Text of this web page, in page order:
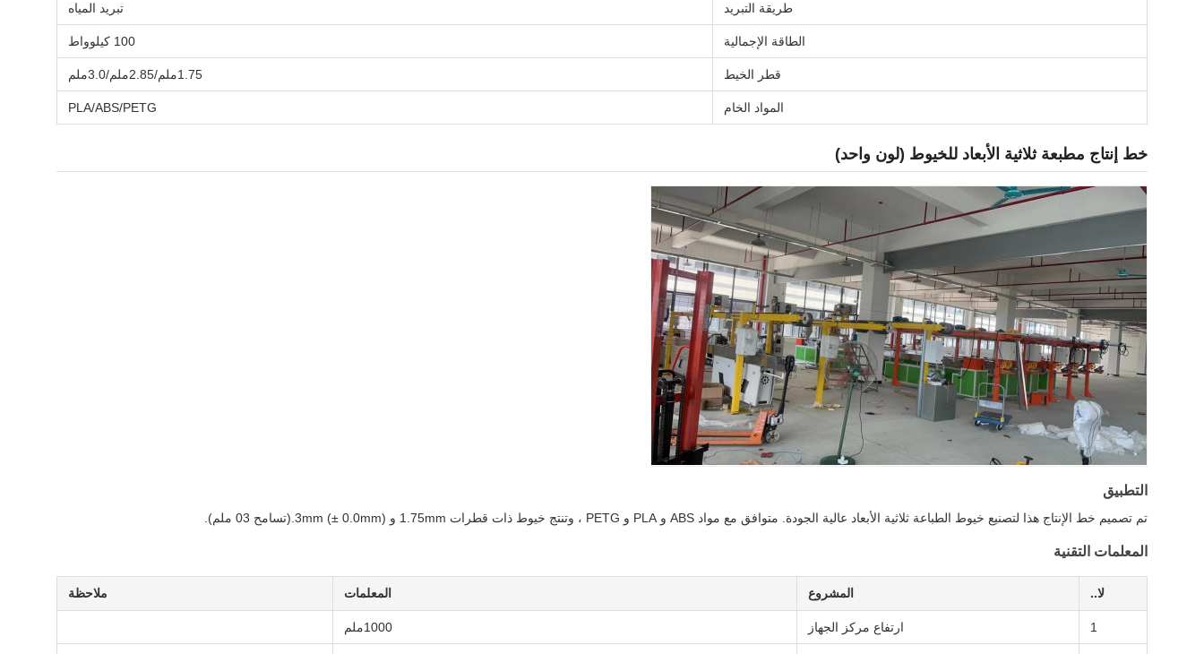
طريقة التبريد تبريد المياه
الطاقة الإجمالية 100 كيلوواط
قطر الخيط 1.75ملم/2.85ملم/3.0ملم
المواد الخام PLA/ABS/PETG
خط إنتاج مطبعة ثلاثية الأبعاد للخيوط (لون واحد)
التطبيق
تم تصميم خط الإنتاج هذا لتصنيع خيوط الطباعة ثلاثية الأبعاد عالية الجودة. متوافق مع مواد ABS و PLA و PETG ، وتنتج خيوط ذات قطرات 1.75mm و 3mm (± 0.0mm).(تسامح 03 ملم).
المعلمات التقنية
لا.. المشروع المعلمات ملاحظة
1 ارتفاع مركز الجهاز 1000ملم